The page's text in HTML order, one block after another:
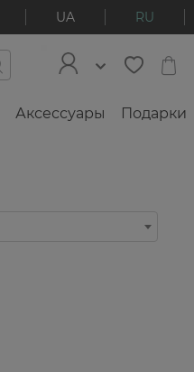
UA RU
Аксессуары Подарки